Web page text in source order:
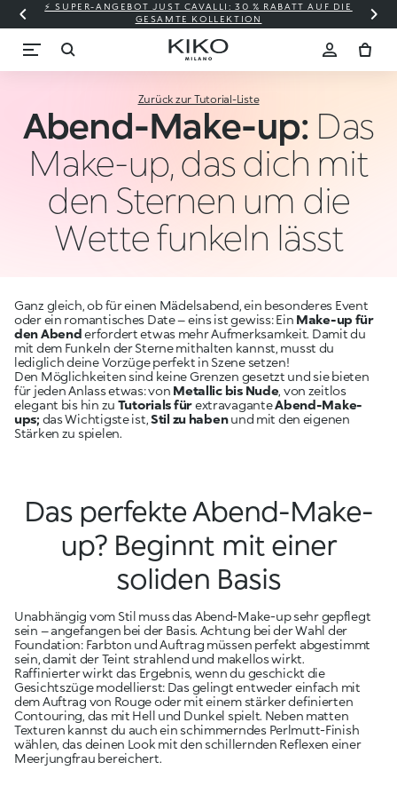
⚡ SUPER-ANGEBOT JUST CAVALLI: 30 % RABATT AUF DIE
GESAMTE KOLLEKTION
Zurück zur Tutorial-Liste
Abend-Make-up: Das
Make-up, das dich mit
den Sternen um die
Wette funkeln lässt
Ganz gleich, ob für einen Mädelsabend, ein besonderes Event
oder ein romantisches Date – eins ist gewiss: Ein Make-up für
den Abenderfordert etwas mehr Aufmerksamkeit. Damit du
mit dem Funkeln der Sterne mithalten kannst, musst du
lediglich deine Vorzüge perfekt in Szene setzen!
Den Möglichkeiten sind keine Grenzen gesetzt und sie bieten
für jeden Anlass etwas: von Metallic bis Nude, von zeitlos
elegant bis hin zu Tutorials fürextravaganteAbend-Make-
ups; das Wichtigste ist,Stil zu habenund mit den eigenen
Stärken zu spielen.
Das perfekte Abend-Make-
up? Beginnt mit einer
soliden Basis
Unabhängig vom Stil muss das Abend-Make-up sehr gepflegt
sein – angefangen bei der Basis. Achtung bei der Wahl der
Foundation: Farbton und Auftrag müssen perfekt abgestimmt
sein, damit der Teint strahlend und makellos wirkt.
Raffinierter wirkt das Ergebnis, wenn du geschickt die
Gesichtszüge modellierst: Das gelingt entweder einfach mit
dem Auftrag von Rouge oder mit einem stärker definierten
Contouring, das mit Hell und Dunkel spielt. Neben matten
Texturen kannst du auch ein schimmerndes Perlmutt-Finish
wählen, das deinen Look mit den schillernden Reflexen einer
Meerjungfrau bereichert.